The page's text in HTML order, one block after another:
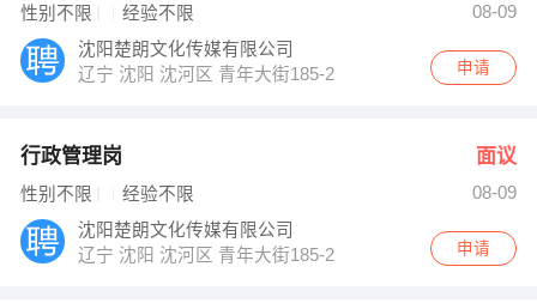
【大连太阳系便利店连锁经营有限公司 】 强势入驻
性别不限 经验不限
08-09
沈阳楚朗文化传媒有限公司
辽宁 沈阳 沈河区 青年大街185-2号茂业中心15楼申请
行政管理岗 面议
性别不限 经验不限
08-09
沈阳楚朗文化传媒有限公司
辽宁 沈阳 沈河区 青年大街185-2号茂业中心15楼申请